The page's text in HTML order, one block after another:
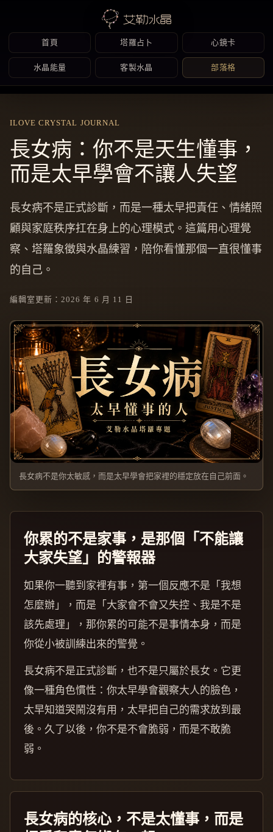
首頁 塔羅占卜 心鏡卡
水晶能量 客製水晶 部落格
ILOVE CRYSTAL JOURNAL
長女病：你不是天生懂事，
而是太早學會不讓人失望
長女病不是正式診斷，而是一種太早把責任、情緒照
顧與家庭秩序扛在身上的心理模式。這篇用心理覺
察、塔羅象徵與水晶練習，陪你看懂那個一直很懂事
的自己。
編輯室更新：2026 年 6 月 11 日
長女病不是你太敏感，而是太早學會把家裡的穩定放在自己前面。
你累的不是家事，是那個「不能讓
大家失望」的警報器
如果你一聽到家裡有事，第一個反應不是「我想
怎麼辦」，而是「大家會不會又失控、我是不是
該先處理」，那你累的可能不是事情本身，而是
你從小被訓練出來的警覺。
長女病不是正式診斷，也不是只屬於長女。它更
像一種角色慣性：你太早學會觀察大人的臉色，
太早知道哭鬧沒有用，太早把自己的需求放到最
後。久了以後，你不是不會脆弱，而是不敢脆
弱。
長女病的核心，不是太懂事，而是